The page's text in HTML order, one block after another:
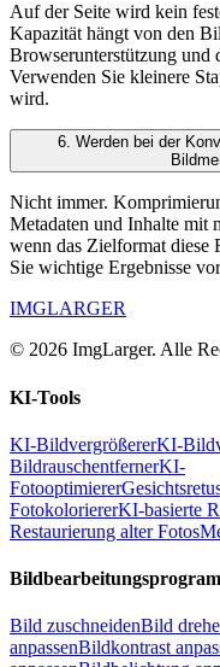
Auf der Seite wird kein
Kapazität hängt von den
Browserunterstützung und
Verwenden Sie kleinere
wird.
6. Werden bei der
Nicht immer.
Metadaten und Inhalte mit
wenn das Zielformat diese
Sie wichtige Ergebnisse
IMGLARGER
© 2026 ImgLarger. Alle
KI-Tools
KI-BildvergrößererKI-
BildrauschentfernerKI-
Fotooptimierer
FotokoloriererKI-basierte
Restaurierung alter Fotos
Bild zuschneidenBild
anpassenBildkontrast